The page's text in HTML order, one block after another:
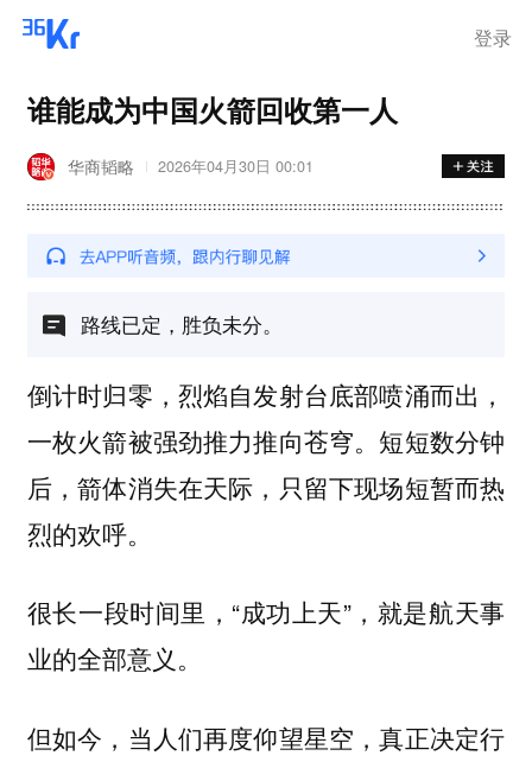
登录
谁能成为中国火箭回收第一人
华商韬略 2026年04月30日 00:01
路线已定，胜负未分。
倒计时归零，烈焰自发射台底部喷涌而出，
一枚火箭被强劲推力推向苍穹。短短数分钟
后，箭体消失在天际，只留下现场短暂而热
烈的欢呼。
很长一段时间里，“成功上天”，就是航天事
业的全部意义。
但如今，当人们再度仰望星空，真正决定行